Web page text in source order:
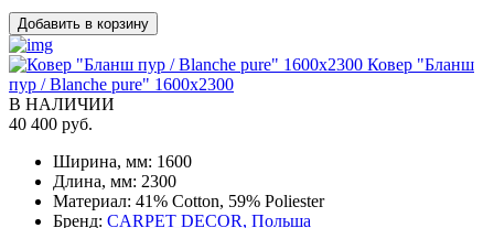
Добавить в корзину
Ковер "Бланш
пур / Blanche pure" 1600x2300
В НАЛИЧИИ
40 400 руб.
Ширина, мм: 1600
Длина, мм: 2300
Материал: 41% Cotton, 59% Poliester
Бренд: CARPET DECOR, Польша